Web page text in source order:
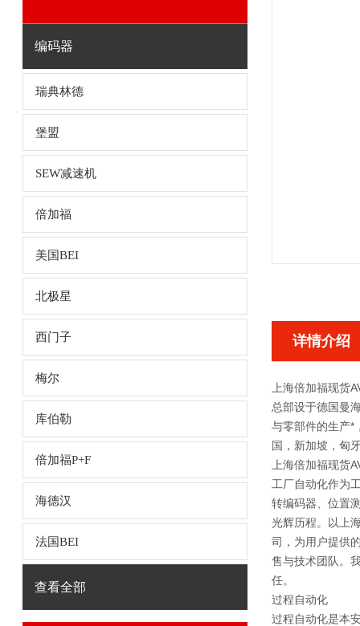
编码器
瑞典林德
堡盟
SEW减速机
倍加福
美国BEI
北极星
西门子
梅尔
库伯勒
倍加福P+F
海德汉
法国BEI
查看全部
详情介绍
上海倍加福现货
总部设于德国曼
与零部件的生产*
国，新加坡，匈
上海倍加福现货
工厂自动化作为
转编码器、位置
光辉历程。以上
司，为用户提供
售与技术团队。
任。
过程自动化
过程自动化是本